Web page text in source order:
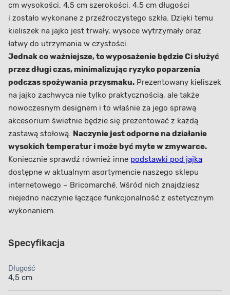
cm wysokości, 4,5 cm szerokości, 4,5 cm długości
i zostało wykonane z przeźroczystego szkła. Dzięki temu
kieliszek na jajko jest trwały, wysoce wytrzymały oraz
łatwy do utrzymania w czystości.
Jednak co ważniejsze, to wyposażenie będzie Ci służyć
przez długi czas, minimalizując ryzyko poparzenia
podczas spożywania przysmaku. Prezentowany kieliszek
na jajko zachwyca nie tylko praktycznością, ale także
nowoczesnym designem i to właśnie za jego sprawą
akcesorium świetnie będzie się prezentować z każdą
zastawą stołową. Naczynie jest odporne na działanie
wysokich temperatur i może być myte w zmywarce.
Koniecznie sprawdź również inne podstawki pod jajka
dostępne w aktualnym asortymencie naszego sklepu
internetowego – Bricomarché. Wśród nich znajdziesz
niejedno naczynie łączące funkcjonalność z estetycznym
wykonaniem.
Specyfikacja
Długość
4,5 cm